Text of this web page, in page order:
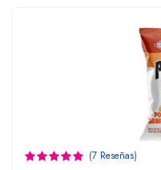
(7 Reseñas)